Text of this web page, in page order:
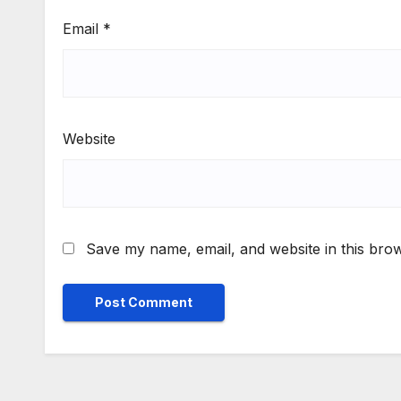
Email *
Website
Save my name, email, and website in this